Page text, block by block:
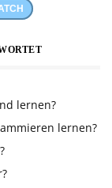
lernen?
lernen?